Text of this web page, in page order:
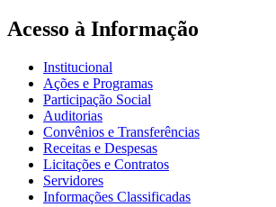
Acesso à Informação
Institucional
Ações e Programas
Participação Social
Auditorias
Convênios e Transferências
Receitas e Despesas
Licitações e Contratos
Servidores
Informações Classificadas